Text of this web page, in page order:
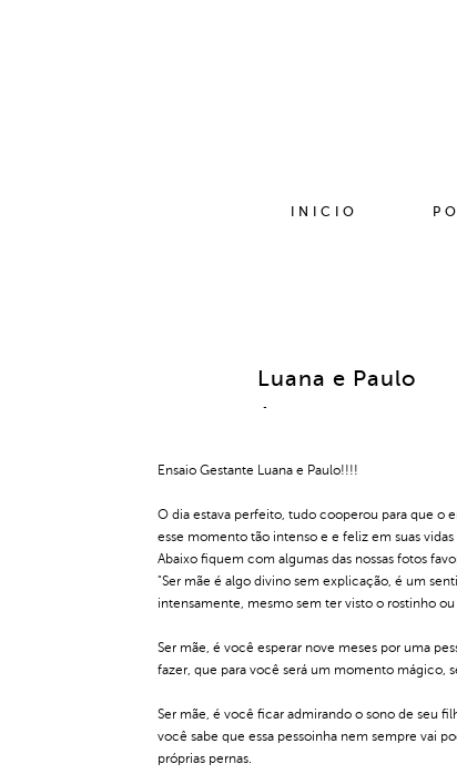
INICIO
Luana e Paulo
Ensaio Gestante Luana e Paulo!!!!
O dia estava perfeito, tudo cooperou para que o
esse momento tão intenso e e feliz em suas
Abaixo fiquem com algumas das nossas fotos
"Ser mãe é algo divino sem explicação, é um
intensamente, mesmo sem ter visto o rostinho
Ser mãe, é você esperar nove meses por uma
fazer, que para você será um momento mágico,
Ser mãe, é você ficar admirando o sono de seu
você sabe que essa pessoinha nem sempre vai
próprias pernas.